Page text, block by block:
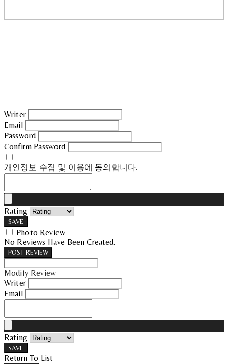
Writer
Email
Password
Confirm Password
개인정보 수집 및 이용에 동의합니다.
Rating
SAVE
Photo Review
No Reviews Have Been Created.
POST REVIEW
Modify Review
Writer
Email
Rating
SAVE
Return To List